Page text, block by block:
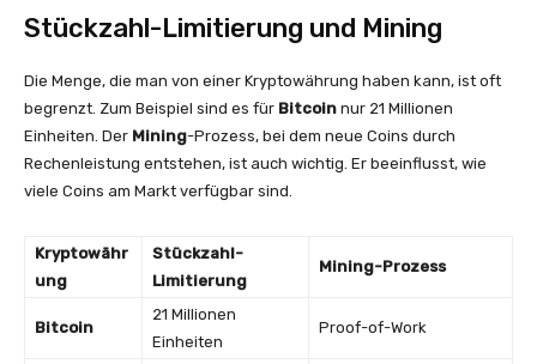
Stückzahl-Limitierung und Mining
Die Menge, die man von einer Kryptowährung haben kann, ist oft
begrenzt. Zum Beispiel sind es für Bitcoin nur 21 Millionen
Einheiten. Der Mining-Prozess, bei dem neue Coins durch
Rechenleistung entstehen, ist auch wichtig. Er beeinflusst, wie
viele Coins am Markt verfügbar sind.
Kryptowähr
ung
Stückzahl-
Limitierung
Mining-Prozess
Bitcoin
21 Millionen
Einheiten
Proof-of-Work